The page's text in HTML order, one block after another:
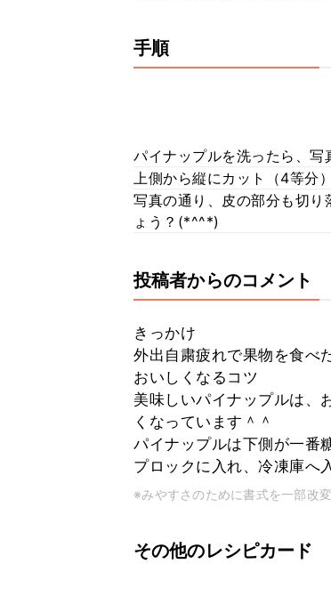
手順
パイナップルを洗ったら、写
上側から縦にカット（4等分
写真の通り、皮の部分も切
ょう？(*^^*)
投稿者からのコメント
きっかけ
外出自粛疲れで果物を食べ
おいしくなるコツ
美味しいパイナップルは、
くなっています＾＾
パイナップルは下側が一番
プロックに入れ、冷凍庫へ
※みやすさのために書式を一部改変
その他のレシピカード